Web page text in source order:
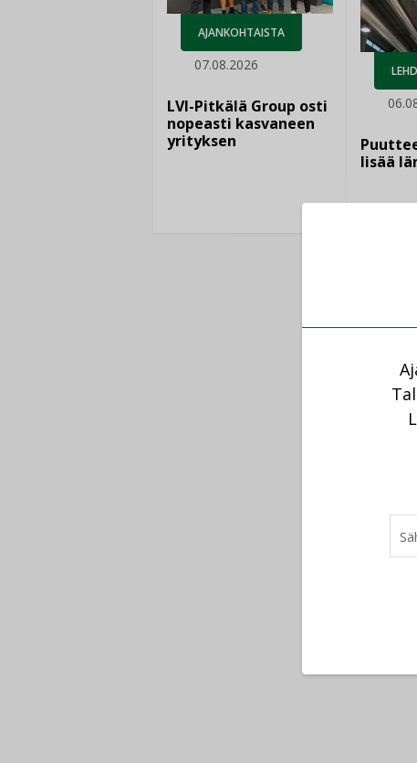
AJANKOHTAISTA
07.08.2026
LVI-Pitkälä Group osti
nopeasti kasvaneen
yrityksen
lisää